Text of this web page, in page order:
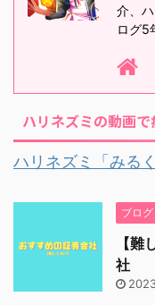
介、
ログ5
ハリネズミの動画で
ハリネズミ「みる
ブログ
【
社